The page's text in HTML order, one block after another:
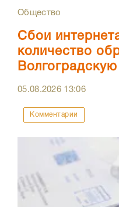
Общество
Сбои
количество
05.08.2026 13:06
Комментарии